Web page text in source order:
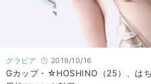
グラビア 2019/10/16
Gカップ・☆HOSHINO（25）、は